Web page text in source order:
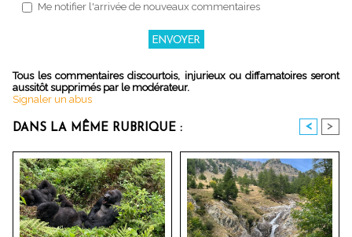
Me notifier l'arrivée de nouveaux commentaires
Tous les commentaires discourtois, injurieux ou diffamatoires seront
aussitôt supprimés par le modérateur.
Signaler un abus
DANS LA MÊME RUBRIQUE : < >